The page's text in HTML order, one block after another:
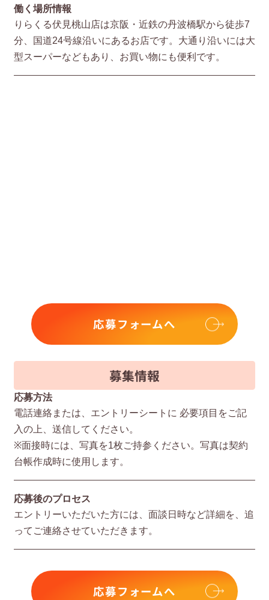
働く場所情報
りらくる伏見桃山店は京阪・近鉄の丹波橋駅から徒歩7
分、国道24号線沿いにあるお店です。大通り沿いには大
型スーパーなどもあり、お買い物にも便利です。
応募フォームへ
募集情報
応募方法
電話連絡または、エントリーシートに 必要項⽬をご記
⼊の上、送信してください。
※⾯接時には、写真を1枚ご持参ください。写真は契約
台帳作成時に使⽤します。
応募後のプロセス
エントリーいただいた⽅には、⾯談⽇時など詳細を、追
ってご連絡させていただきます。
応募フォームへ